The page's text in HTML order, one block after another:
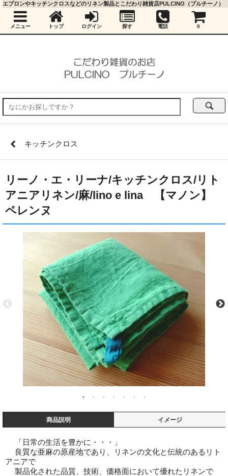
キッチンクロス
リーノ・エ・リーナ/キッチンクロス/リト
アニアリネン/麻/lino e lina 【マノン】
ペレンヌ
商品説明 イメージ
「日常の生活を豊かに・・・」
良質な亜麻の原産地であり、リネンの文化と伝統のあるリト
アニアで
製品化された品質、技術、価格面において優れたリネンで
エプロンやキッチンクロスなどのリネン製品とこだわり雑貨店PULCINO（プルチーノ）
メニュー トップ ログイン 探す 電話 0